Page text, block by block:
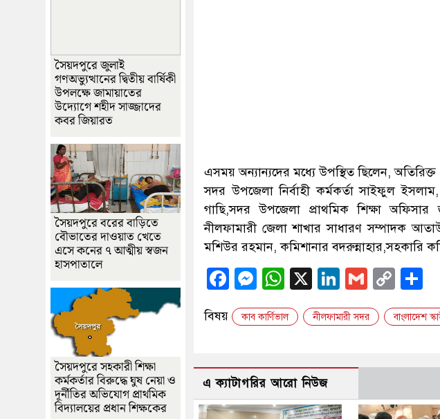
এসময় অন্যান্যদের মধ্যে উপস্থিত ছিলেন, অতিরিক্ত
সদর উপজেলা নির্বাহী কর্মকর্তা সাইফুল
গাছি,সদর উপজেলা প্রাথমিক শিক্ষা
নীলফামারী জেলা শাখার সাধারণ সম্পাদক
মশিউর রহমান, কমিশানার বদরুন্নাহার,সহকারি
Facebook
Messenger
WhatsApp
X LinkedIn
Gmail
Copy
Link
বিষয় কাব কার্ণিভাল নীলফামারী সদর বাংলাদেশ
এ ক্যাটাগরির আরো নিউজ
সৈয়দপুরে জুলাই
গণঅভ্যুত্থানের দ্বিতীয় বার্ষিকী
উপলক্ষে জামায়াতের
উদ্যোগে শহীদ সাজ্জাদের
কবর জিয়ারত
সৈয়দপুরে বরের বাড়িতে
বৌভাতের দাওয়াত খেতে
এসে কনের ৭ আত্মীয় স্বজন
হাসপাতালে
সৈয়দপুরে সহকারী শিক্ষা
কর্মকর্তার বিরুদ্ধে ঘুষ নেয়া ও
দূর্নীতির অভিযোগ প্রাথমিক
বিদ্যালয়ের প্রধান শিক্ষকের